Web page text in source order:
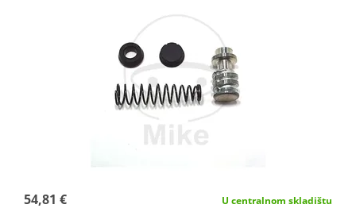
54,81 € U centralnom skladištu